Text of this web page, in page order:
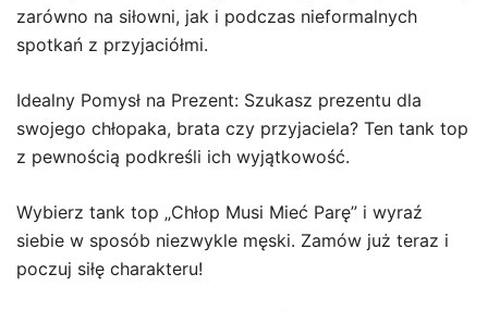
zarówno na siłowni, jak i podczas nieformalnych
spotkań z przyjaciółmi.
Idealny Pomysł na Prezent: Szukasz prezentu dla
swojego chłopaka, brata czy przyjaciela? Ten tank top
z pewnością podkreśli ich wyjątkowość.
Wybierz tank top „Chłop Musi Mieć Parę” i wyraź
siebie w sposób niezwykle męski. Zamów już teraz i
poczuj siłę charakteru!